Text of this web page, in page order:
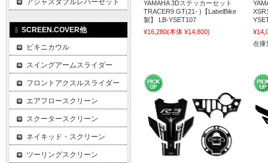
YAMAHA 3Dステッカーセット
TRACER9 GT(21- )【LabelBike
製】 LB-YSET107
¥16,280(本体 ¥14,800)
在庫
アジャスタブルレバーセット
SCREEN.COVER他
ビキニカウル
スイングアームスライダー
フロントアクスルスライダー
エアフロースクリーン
スクータースクリーン
ネイキッド・スクリーン
ツーリングスクリーン